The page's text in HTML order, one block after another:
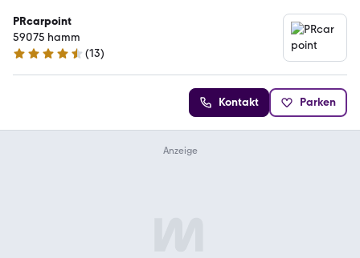
PRcarpoint
59075 hamm
4.5 Sterne
(13)
Kontakt Parken